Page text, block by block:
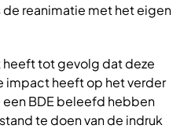
reanimatie met het eigen
heeft tot gevolg dat deze
impact heeft op het verder
BDE beleefd hebben
te doen van de indruk